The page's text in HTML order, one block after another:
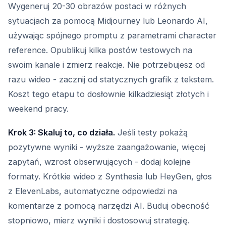
Wygeneruj 20-30 obrazów postaci w różnych
sytuacjach za pomocą Midjourney lub Leonardo AI,
używając spójnego promptu z parametrami character
reference. Opublikuj kilka postów testowych na
swoim kanale i zmierz reakcje. Nie potrzebujesz od
razu wideo - zacznij od statycznych grafik z tekstem.
Koszt tego etapu to dosłownie kilkadziesiąt złotych i
weekend pracy.
Krok 3: Skaluj to, co działa. Jeśli testy pokażą
pozytywne wyniki - wyższe zaangażowanie, więcej
zapytań, wzrost obserwujących - dodaj kolejne
formaty. Krótkie wideo z Synthesia lub HeyGen, głos
z ElevenLabs, automatyczne odpowiedzi na
komentarze z pomocą narzędzi AI. Buduj obecność
stopniowo, mierz wyniki i dostosowuj strategię.